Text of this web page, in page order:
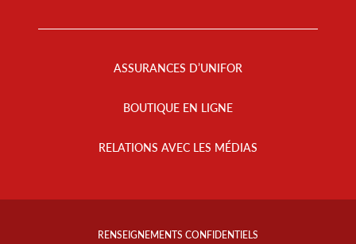
ASSURANCES D’UNIFOR
BOUTIQUE EN LIGNE
RELATIONS AVEC LES MÉDIAS
Footer
RENSEIGNEMENTS CONFIDENTIELS